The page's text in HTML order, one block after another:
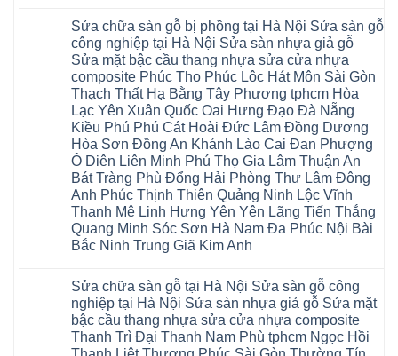
wood
đế
cao
su
IXPE
Hưng
Yên
Sài
Gòn
Ân
Thi
Hoàng
Mai
Hào
Tiên
Lữ
Từ
Liêm
Phù
Cừ
Thanh
Xuân
Kim
Động
Văn
Giang
nhà
hà
nội
Ziccos
Flortex
black
Hobi
wood
Glotex
Kosmos
Hobi
wood
Charm
wood
đế
cao
su
IXPE
Phú
Trì
Thanh
Xuân
Đoan
Hùng
Thanh
Ba
Hà
Nội
Sửa
sàn
giả
cong
vênh
Sửa
mặt
bậc
cầu
thang
nhựa
sửa
cửa
composite
tpHCM
Hoài
Đức
Bình
Dương
Thủ
Đức
Thanh
bình
luận
ở
Sửa
sàn
gỗ
cong
vênh
tại
Hà
Nội
Sửa
sàn
gỗ
công
nghiệp
tại
Hà
Nội
nhựa
giả
gỗ
cong
vênh
Sửa
mặt
Sửa chữa sàn gỗ bị phồng tại Hà Nội Sửa sàn gỗ
công nghiệp tại Hà Nội Sửa sàn nhựa giả gỗ
Sửa mặt bậc cầu thang nhựa sửa cửa nhựa
composite Phúc Thọ Phúc Lộc Hát Môn Sài Gòn
Thạch Thất Hạ Bằng Tây Phương tphcm Hòa
Lạc Yên Xuân Quốc Oai Hưng Đạo Đà Nẵng
Kiều Phú Phú Cát Hoài Đức Lâm Đồng Dương
Hòa Sơn Đồng An Khánh Lào Cai Đan Phượng
Ô Diên Liên Minh Phú Thọ Gia Lâm Thuận An
Bát Tràng Phù Đổng Hải Phòng Thư Lâm Đông
Anh Phúc Thịnh Thiên Quảng Ninh Lộc Vĩnh
Thanh Mê Linh Hưng Yên Yên Lãng Tiến Thắng
Quang Minh Sóc Sơn Hà Nam Đa Phúc Nội Bài
Bắc Ninh Trung Giã Kim Anh
bình
luận
ở
Sửa
chữa
sàn
Sửa chữa sàn gỗ tại Hà Nội Sửa sàn gỗ công
nghiệp tại Hà Nội Sửa sàn nhựa giả gỗ Sửa mặt
bậc cầu thang nhựa sửa cửa nhựa composite
Thanh Trì Đại Thanh Nam Phù tphcm Ngọc Hồi